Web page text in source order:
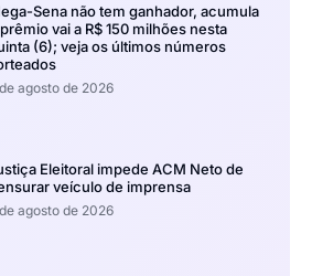
Sena não tem ganhador, acumula
vai a R$ 150 milhões nesta
(6); veja os últimos números
agosto de 2026
Eleitoral impede ACM Neto de
veículo de imprensa
agosto de 2026